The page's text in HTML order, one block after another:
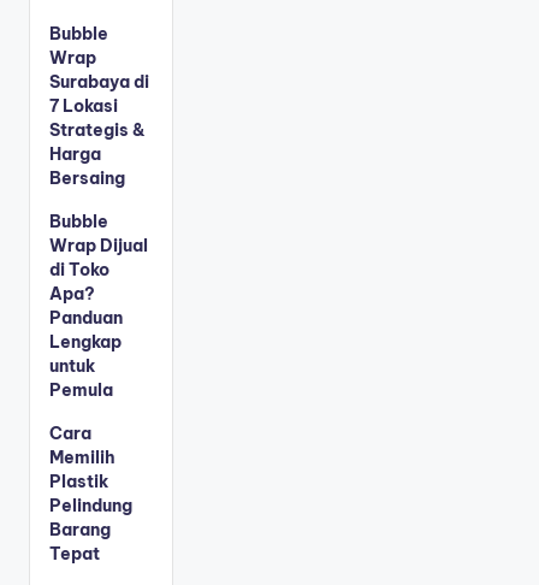
Bubble
Wrap
Surabaya di
7 Lokasi
Strategis &
Harga
Bersaing
Bubble
Wrap Dijual
di Toko
Apa?
Panduan
Lengkap
untuk
Pemula
Cara
Memilih
Plastik
Pelindung
Barang
Tepat